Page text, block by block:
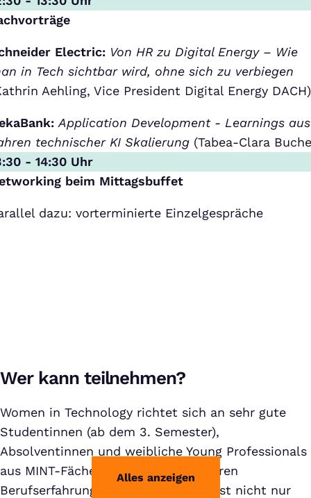
Electric: Von HR zu Digital Energy – Wie
in Tech sichtbar wird, ohne sich zu verbiegen
Aehling, Vice President Digital Energy DACH)
Application Development - Learnings
technischer KI Skalierung (Tabea-Clara
- 14:30 Uhr
beim Mittagsbuffet
dazu: vorterminierte Einzelgespräche
Alles anzeigen
Wer kann teilnehmen?
Women in Technology richtet sich an sehr gute
Studentinnen (ab dem 3. Semester),
Absolventinnen und weibliche Young Professionals
aus MINT-Fächern mit bis zu 1,5 Jahren
Berufserfahrung. Die Veranstaltung ist nicht nur